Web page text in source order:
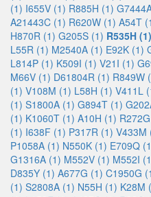
(1) I655V (1) R885H (1)
A21443C (1) R620W (1) A54T
H870R (1) G205S (1) R535H (1)
L55R (1) M2540A (1) E92K (1)
L814P (1) K509I (1) V21I (1)
M66V (1) D61804R (1) R849W
(1) V108M (1) L58H (1) V411L
(1) S1800A (1) G894T (1)
(1) K1060T (1) A10H (1)
(1) I638F (1) P317R (1) V433M
P1058A (1) N550K (1) E709Q
G1316A (1) M552V (1) M552I
D835Y (1) A677G (1) C1950G
(1) S2808A (1) N55H (1) K28M